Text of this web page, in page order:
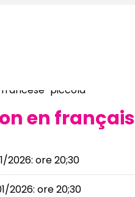
en français
2026: ore 20;30
2026: ore 20;30